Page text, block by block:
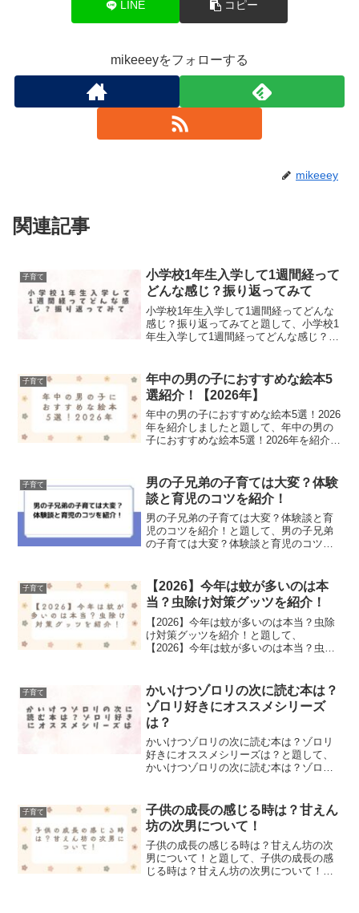
LINE コピー
mikeeeyをフォローする
mikeeey
関連記事
子育て
小学校1年生入学して1週間経って
どんな感じ？振り返ってみて
小学校1年生入学して1週間経ってどんな
感じ？振り返ってみてと題して、小学校1
年生入学して1週間経ってどんな感じ？振
子育て
年中の男の子におすすめな絵本5
選紹介！【2026年】
年中の男の子におすすめな絵本5選！2026
年を紹介しましたと題して、年中の男の
子におすすめな絵本5選！2026年を紹介し
子育て
男の子兄弟の子育ては大変？体験
談と育児のコツを紹介！
男の子兄弟の子育ては大変？体験談と育
児のコツを紹介！と題して、男の子兄弟
の子育ては大変？体験談と育児のコツを
子育て
【2026】今年は蚊が多いのは本
当？虫除け対策グッツを紹介！
【2026】今年は蚊が多いのは本当？虫除
け対策グッツを紹介！と題して、
【2026】今年は蚊が多いのは本当？虫除
子育て
かいけつゾロリの次に読む本は？
ゾロリ好きにオススメシリーズ
は？
かいけつゾロリの次に読む本は？ゾロリ
好きにオススメシリーズは？と題して、
かいけつゾロリの次に読む本は？ゾロリ
子育て
子供の成長の感じる時は？甘えん
坊の次男について！
子供の成長の感じる時は？甘えん坊の次
男について！と題して、子供の成長の感
じる時は？甘えん坊の次男について！ま